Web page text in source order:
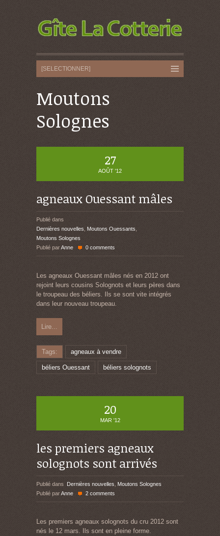
Moutons
Solognes
27
AOÛT '12
agneaux Ouessant mâles
Publié dans
Dernières nouvelles
Moutons Ouessants
Moutons Solognes
Publié parAnne 0 comments
Les agneaux Ouessant mâles nés en 2012 ont
rejoint leurs cousins Solognots et leurs pères dans
le troupeau des béliers. Ils se sont vite intégrés
dans leur nouveau troupeau.
Lire...
Tags: agneaux à vendre
béliers Ouessant béliers solognots
20
MAR '12
les premiers agneaux
solognots sont arrivés
Publié dans Dernières nouvelles
Moutons Solognes
Publié parAnne 2 comments
Les premiers agneaux solognots du cru 2012 sont
nés le 12 mars. Ils sont en pleine forme.